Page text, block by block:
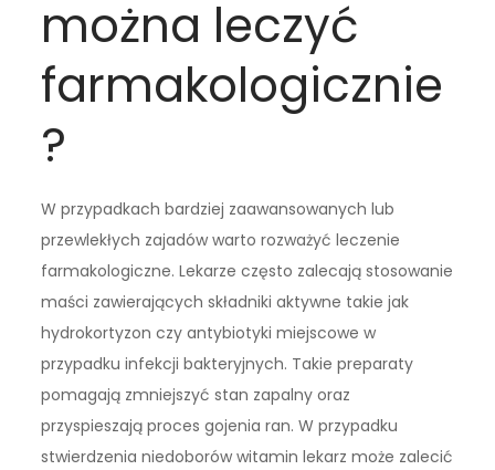
można leczyć
farmakologicznie
?
W przypadkach bardziej zaawansowanych lub
przewlekłych zajadów warto rozważyć leczenie
farmakologiczne. Lekarze często zalecają stosowanie
maści zawierających składniki aktywne takie jak
hydrokortyzon czy antybiotyki miejscowe w
przypadku infekcji bakteryjnych. Takie preparaty
pomagają zmniejszyć stan zapalny oraz
przyspieszają proces gojenia ran. W przypadku
stwierdzenia niedoborów witamin lekarz może zalecić